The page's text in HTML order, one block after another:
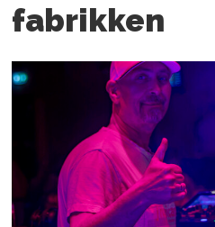
fabrikken